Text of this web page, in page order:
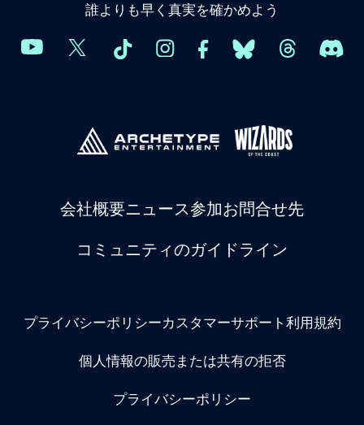
誰よりも早く真実を確かめよう
会社概要ニュース参加お問合せ先
コミュニティのガイドライン
プライバシーポリシーカスタマーサポート利用規約
個人情報の販売または共有の拒否
プライバシーポリシー